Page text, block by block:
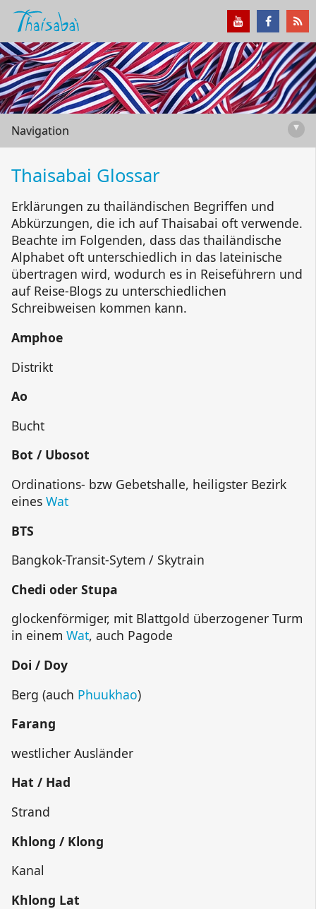
Navigation ▾
Thaisabai Glossar
Erklärungen zu thailändischen Begriffen und
Abkürzungen, die ich auf Thaisabai oft verwende.
Beachte im Folgenden, dass das thailändische
Alphabet oft unterschiedlich in das lateinische
übertragen wird, wodurch es in Reiseführern und
auf Reise-Blogs zu unterschiedlichen
Schreibweisen kommen kann.
Amphoe
Distrikt
Ao
Bucht
Bot / Ubosot
Ordinations- bzw Gebetshalle, heiligster Bezirk
eines Wat
BTS
Bangkok-Transit-Sytem / Skytrain
Chedi oder Stupa
glockenförmiger, mit Blattgold überzogener Turm
in einem Wat, auch Pagode
Doi / Doy
Berg (auch Phuukhao)
Farang
westlicher Ausländer
Hat / Had
Strand
Khlong / Klong
Kanal
Khlong Lat